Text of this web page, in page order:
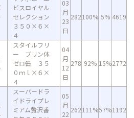
ビスロイヤル
セレクション
３５０×６×
４
03
月
23
日
282100% 5% 4619
スタイルフリ
ー プリン体
ゼロ缶 ３５
０ｍｌ×６×
４
04
月
12
日
278 92% 15%2772
スーパードラ
イドライプレ
ミアム贅沢香
05
月
22
262111%57%1192